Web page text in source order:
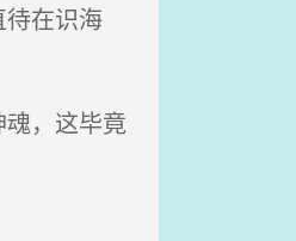
在识海
，这毕竟